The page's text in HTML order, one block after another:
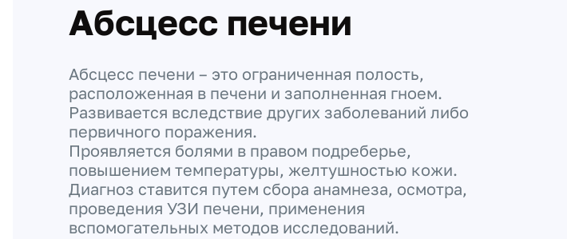
Абсцесс печени
Абсцесс печени – это ограниченная полость,
расположенная в печени и заполненная гноем.
Развивается вследствие других заболеваний либо
первичного поражения.
Проявляется болями в правом подреберье,
повышением температуры, желтушностью кожи.
Диагноз ставится путем сбора анамнеза, осмотра,
проведения УЗИ печени, применения
вспомогательных методов исследований.